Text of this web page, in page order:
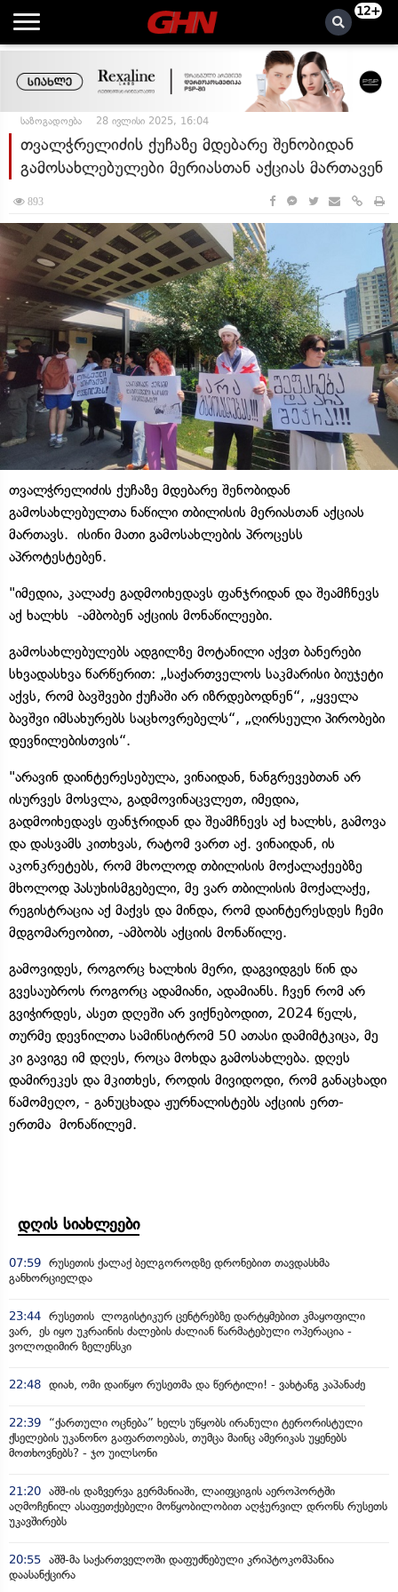
12+
საზოგადოება 28 ივლისი 2025, 16:04
თვალჭრელიძის ქუჩაზე მდებარე შენობიდან
გამოსახლებულები მერიასთან აქციას მართავენ
893
თვალჭრელიძის ქუჩაზე მდებარე შენობიდან
გამოსახლებულთა ნაწილი თბილისის მერიასთან აქციას
მართავს. ისინი მათი გამოსახლების პროცესს
აპროტესტებენ.
"იმედია, კალაძე გადმოიხედავს ფანჯრიდან და შეამჩნევს
აქ ხალხს -ამბობენ აქციის მონაწილეები.
გამოსახლებულებს ადგილზე მოტანილი აქვთ ბანერები
სხვადასხვა წარწერით: „საქართველოს საკმარისი ბიუჯეტი
აქვს, რომ ბავშვები ქუჩაში არ იზრდებოდნენ“, „ყველა
ბავშვი იმსახურებს საცხოვრებელს“, „ღირსეული პირობები
დევნილებისთვის“.
"არავინ დაინტერესებულა, ვინაიდან, ნანგრევებთან არ
ისურვეს მოსვლა, გადმოვინაცვლეთ, იმედია,
გადმოიხედავს ფანჯრიდან და შეამჩნევს აქ ხალხს, გამოვა
და დასვამს კითხვას, რატომ ვართ აქ. ვინაიდან, ის
აკონკრეტებს, რომ მხოლოდ თბილისის მოქალაქეებზე
მხოლოდ პასუხისმგებელი, მე ვარ თბილისის მოქალაქე,
რეგისტრაცია აქ მაქვს და მინდა, რომ დაინტერესდეს ჩემი
მდგომარეობით, -ამბობს აქციის მონაწილე.
გამოვიდეს, როგორც ხალხის მერი, დაგვიდგეს წინ და
გვესაუბროს როგორც ადამიანი, ადამიანს. ჩვენ რომ არ
გვიჭირდეს, ასეთ დღეში არ ვიქნებოდით, 2024 წელს,
თურმე დევნილთა სამინსიტრომ 50 ათასი დამიმტკიცა, მე
კი გავიგე იმ დღეს, როცა მოხდა გამოსახლება. დღეს
დამირეკეს და მკითხეს, როდის მივიდოდი, რომ განაცხადი
წამომეღო, - განუცხადა ჟურნალისტებს აქციის ერთ-
ერთმა მონაწილემ.
დღის სიახლეები
07:59 რუსეთის ქალაქ ბელგოროდზე დრონებით თავდასხმა
განხორციელდა
23:44 რუსეთის ლოგისტიკურ ცენტრებზე დარტყმებით კმაყოფილი
ვარ, ეს იყო უკრაინის ძალების ძალიან წარმატებული ოპერაცია -
ვოლოდიმირ ზელენსკი
22:48 დიახ, ომი დაიწყო რუსეთმა და წერტილი! - ვახტანგ კაპანაძე
22:39
“ქართული ოცნება” ხელს უწყობს ირანული ტერორისტული
ქსელების უკანონო გაფართოებას, თუმცა მაინც ამერიკას უყენებს
მოთხოვნებს? - ჯო უილსონი
21:20 აშშ-ის დაზვერვა გერმანიაში, ლაიფციგის აეროპორტში
აღმოჩენილ ასაფეთქებელი მოწყობილობით აღჭურვილ დრონს რუსეთს
უკავშირებს
20:55 აშშ-მა საქართველოში დაფუძნებული კრიპტოკომპანია
დაასანქცირა